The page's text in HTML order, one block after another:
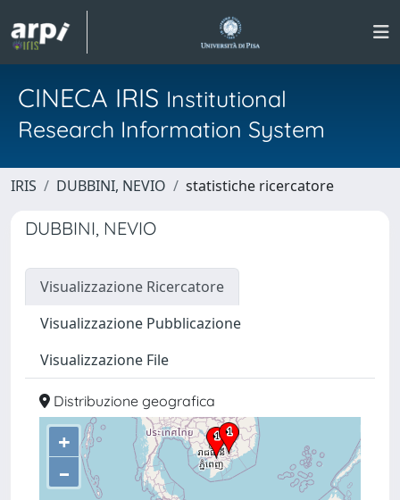
CINECA IRIS Institutional
Research Information System
IRIS DUBBINI, NEVIO statistiche ricercatore
DUBBINI, NEVIO
Visualizzazione Ricercatore
Visualizzazione Pubblicazione
Visualizzazione File
Distribuzione geografica
+
–